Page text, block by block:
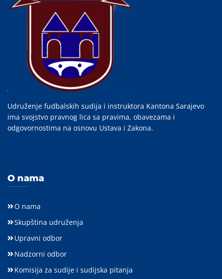
Udruženje fudbalskih sudija i instruktora Kantona Sarajevo
ima svojstvo pravnog lica sa pravima, obavezama i
odgovornostima na osnovu Ustava i Zakona.
O nama
O nama
Skupština udruženja
Upravni odbor
Nadzorni odbor
Komisija za sudije i sudijska pitanja